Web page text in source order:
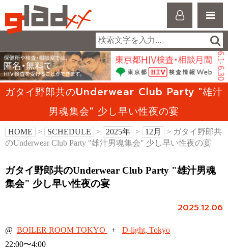
ガタイ野郎共のUnderwear Club Party "雄汁
男魂集会" 少し早い性夜の宴
HOME > SCHEDULE > 2025年 > 12月
> ガタイ野郎共
のUnderwear Club Party "雄汁男魂集会" 少し早い性夜の宴
ガタイ野郎共のUnderwear Club Party "雄汁男魂
集会" 少し早い性夜の宴
2025.12.06
@ BOILER ROOM TOKYO +
D-light, Tokyo
22:00〜4:00